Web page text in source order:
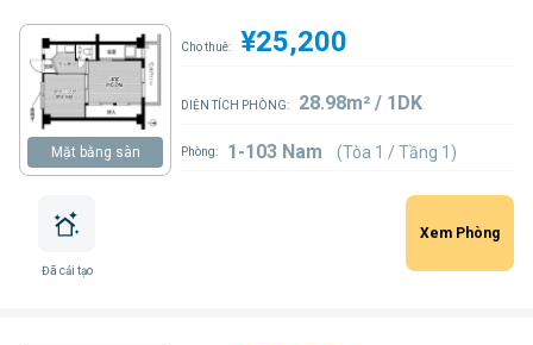
Mặt bằng sàn
Cho thuê: ¥25,200
DIỆN TÍCH PHÒNG: 28.98m² / 1DK
Phòng: 1-103 Nam (Tòa 1 / Tầng 1)
Đã cải tạo
Xem Phòng